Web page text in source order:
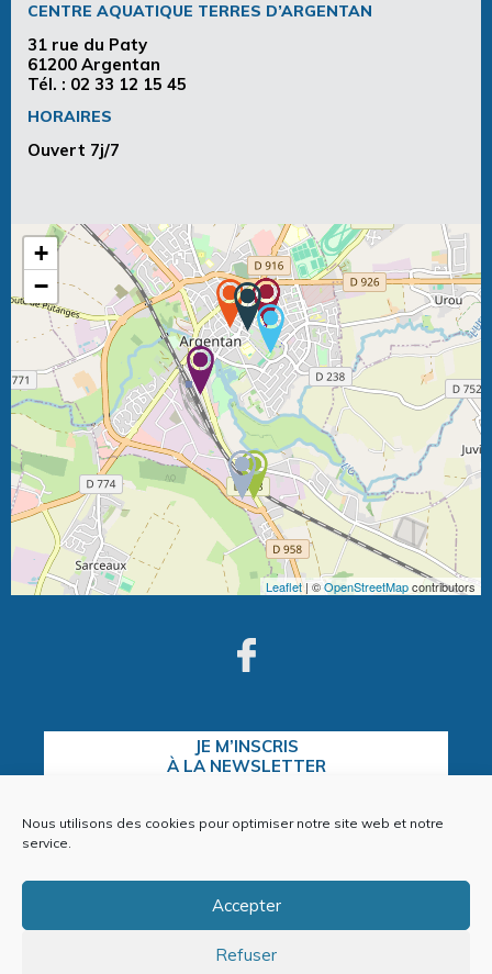
Nous utilisons des cookies pour optimiser notre site web et notre
service.
Accepter
Refuser
CENTRE AQUATIQUE TERRES D’ARGENTAN
31 rue du Paty
61200 Argentan
Tél. : 02 33 12 15 45
HORAIRES
Ouvert 7j/7
+
−
Leaflet| ©OpenStreetMapcontributors
JE M’INSCRIS
À LA NEWSLETTER